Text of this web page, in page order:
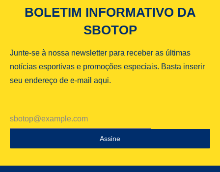
BOLETIM INFORMATIVO DA
SBOTOP
Junte-se à nossa newsletter para receber as últimas
notícias esportivas e promoções especiais. Basta inserir
seu endereço de e-mail aqui.
Assine